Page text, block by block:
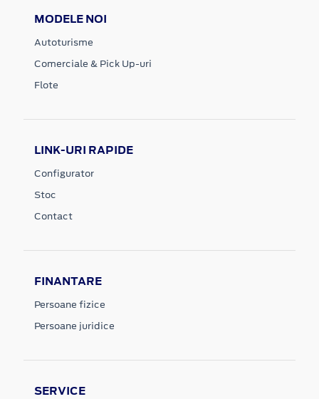
MODELE NOI
Autoturisme
Comerciale & Pick Up-uri
Flote
LINK-URI RAPIDE
Configurator
Stoc
Contact
FINANTARE
Persoane fizice
Persoane juridice
SERVICE